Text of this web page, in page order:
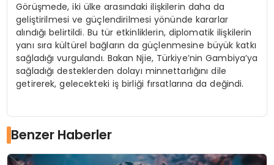
Görüşmede, iki ülke arasındaki ilişkilerin daha da
geliştirilmesi ve güçlendirilmesi yönünde kararlar
alındığı belirtildi. Bu tür etkinliklerin, diplomatik ilişkilerin
yanı sıra kültürel bağların da güçlenmesine büyük katkı
sağladığı vurgulandı. Bakan Njie, Türkiye’nin Gambiya’ya
sağladığı desteklerden dolayı minnettarlığını dile
getirerek, gelecekteki iş birliği fırsatlarına da değindi.
Benzer Haberler